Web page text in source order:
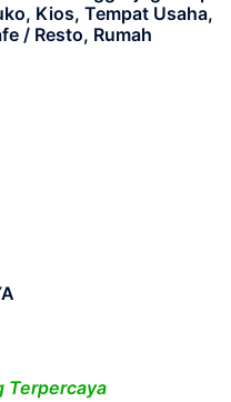
Kios, Tempat Usaha,
/ Resto, Rumah
Terpercaya